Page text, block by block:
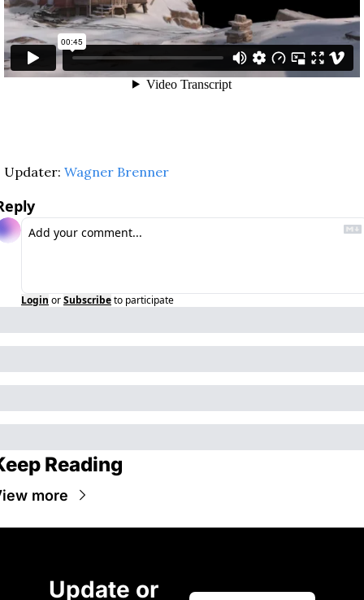
Updater: Wagner Brenner
Login orSubscribeto participate
Reading
more
Update or